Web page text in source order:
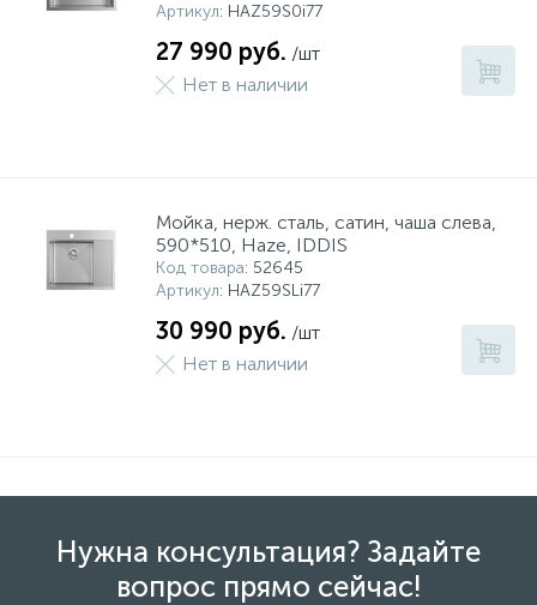
Артикул: HAZ59S0i77
27 990 руб. /шт
Нет в наличии
Мойка, нерж. сталь, сатин, чаша слева,
590*510, Haze, IDDIS
Код товара: 52645
Артикул: HAZ59SLi77
30 990 руб. /шт
Нет в наличии
Нужна консультация? Задайте
вопрос прямо сейчас!